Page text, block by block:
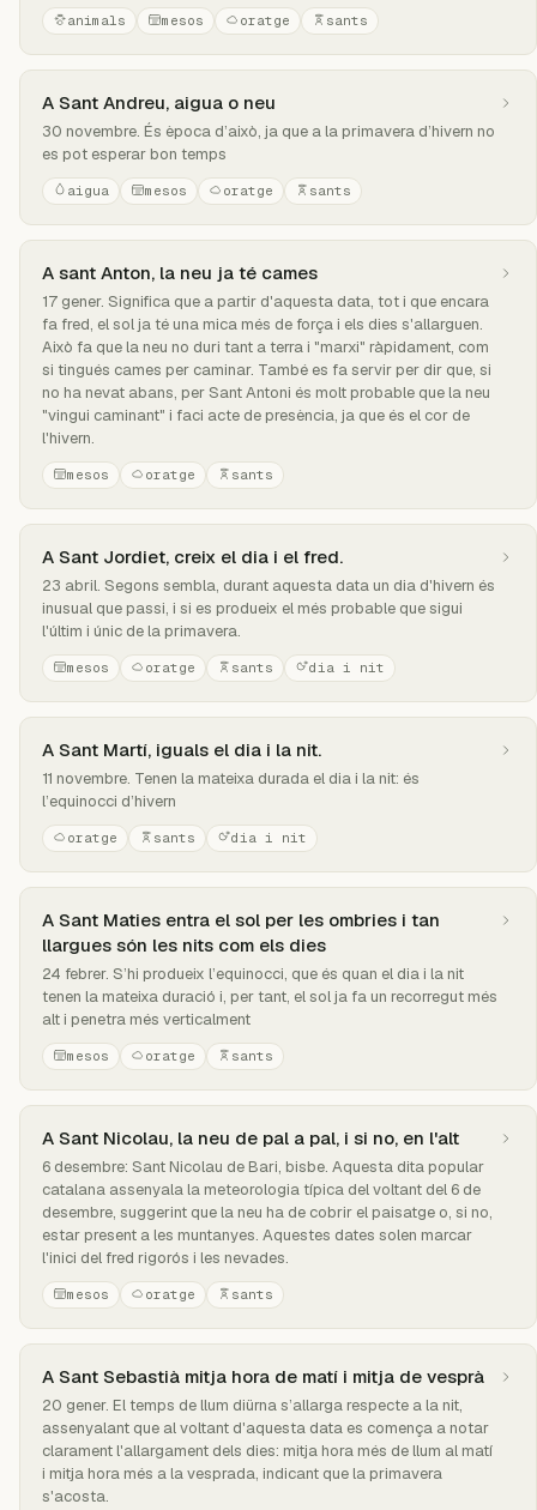
animals mesos oratge sants
A Sant Andreu, aigua o neu
30 novembre. És època d’això, ja que a la primavera d’hivern no
es pot esperar bon temps
aigua mesos oratge sants
A sant Anton, la neu ja té cames
17 gener. Significa que a partir d'aquesta data, tot i que encara
fa fred, el sol ja té una mica més de força i els dies s'allarguen.
Això fa que la neu no duri tant a terra i "marxi" ràpidament, com
si tingués cames per caminar. També es fa servir per dir que, si
no ha nevat abans, per Sant Antoni és molt probable que la neu
"vingui caminant" i faci acte de presència, ja que és el cor de
l'hivern.
mesos oratge sants
A Sant Jordiet, creix el dia i el fred.
23 abril. Segons sembla, durant aquesta data un dia d'hivern és
inusual que passi, i si es produeix el més probable que sigui
l'últim i únic de la primavera.
mesos oratge sants dia i nit
A Sant Martí, iguals el dia i la nit.
11 novembre. Tenen la mateixa durada el dia i la nit: és
l’equinocci d’hivern
oratge sants dia i nit
A Sant Maties entra el sol per les ombries i tan
llargues són les nits com els dies
24 febrer. S’hi produeix l’equinocci, que és quan el dia i la nit
tenen la mateixa duració i, per tant, el sol ja fa un recorregut més
alt i penetra més verticalment
mesos oratge sants
A Sant Nicolau, la neu de pal a pal, i si no, en l'alt
6 desembre: Sant Nicolau de Bari, bisbe. Aquesta dita popular
catalana assenyala la meteorologia típica del voltant del 6 de
desembre, suggerint que la neu ha de cobrir el paisatge o, si no,
estar present a les muntanyes. Aquestes dates solen marcar
l'inici del fred rigorós i les nevades.
mesos oratge sants
A Sant Sebastià mitja hora de matí i mitja de vesprà
20 gener. El temps de llum diürna s’allarga respecte a la nit,
assenyalant que al voltant d'aquesta data es comença a notar
clarament l'allargament dels dies: mitja hora més de llum al matí
i mitja hora més a la vesprada, indicant que la primavera
s'acosta.